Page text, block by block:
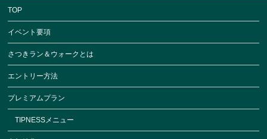
TOP
イベント要項
さつきラン＆ウォークとは
エントリー方法
プレミアムプラン
TIPNESSメニュー